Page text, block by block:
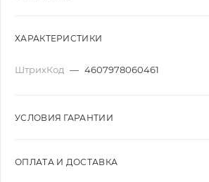
ХАРАКТЕРИСТИКИ
ШтрихКод — 4607978060461
УСЛОВИЯ ГАРАНТИИ
ОПЛАТА И ДОСТАВКА